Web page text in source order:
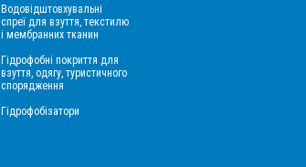
Водовідштовхувальні
спреї для взуття, текстилю
і мембранних тканин
Гідрофобні покриття для
взуття, одягу, туристичного
спорядження
Гідрофобізатори